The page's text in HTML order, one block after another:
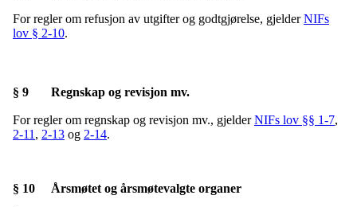
For regler om refusjon av utgifter og godtgjørelse, gjelderNIFs
lov § 2-10.
§ 9 Regnskap og revisjon mv.
For regler om regnskap og revisjon mv., gjelderNIFs lov §§ 1-7,
2-11 , 2-13 og 2-14.
§ 10 Årsmøtet og årsmøtevalgte organer